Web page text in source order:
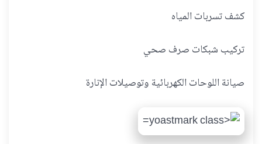
كشف تسربات المياه
تركيب شبكات صرف صحي
صيانة اللوحات الكهربائية وتوصيلات الإنارة